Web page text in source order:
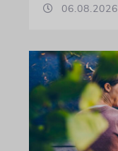
06.08.2026